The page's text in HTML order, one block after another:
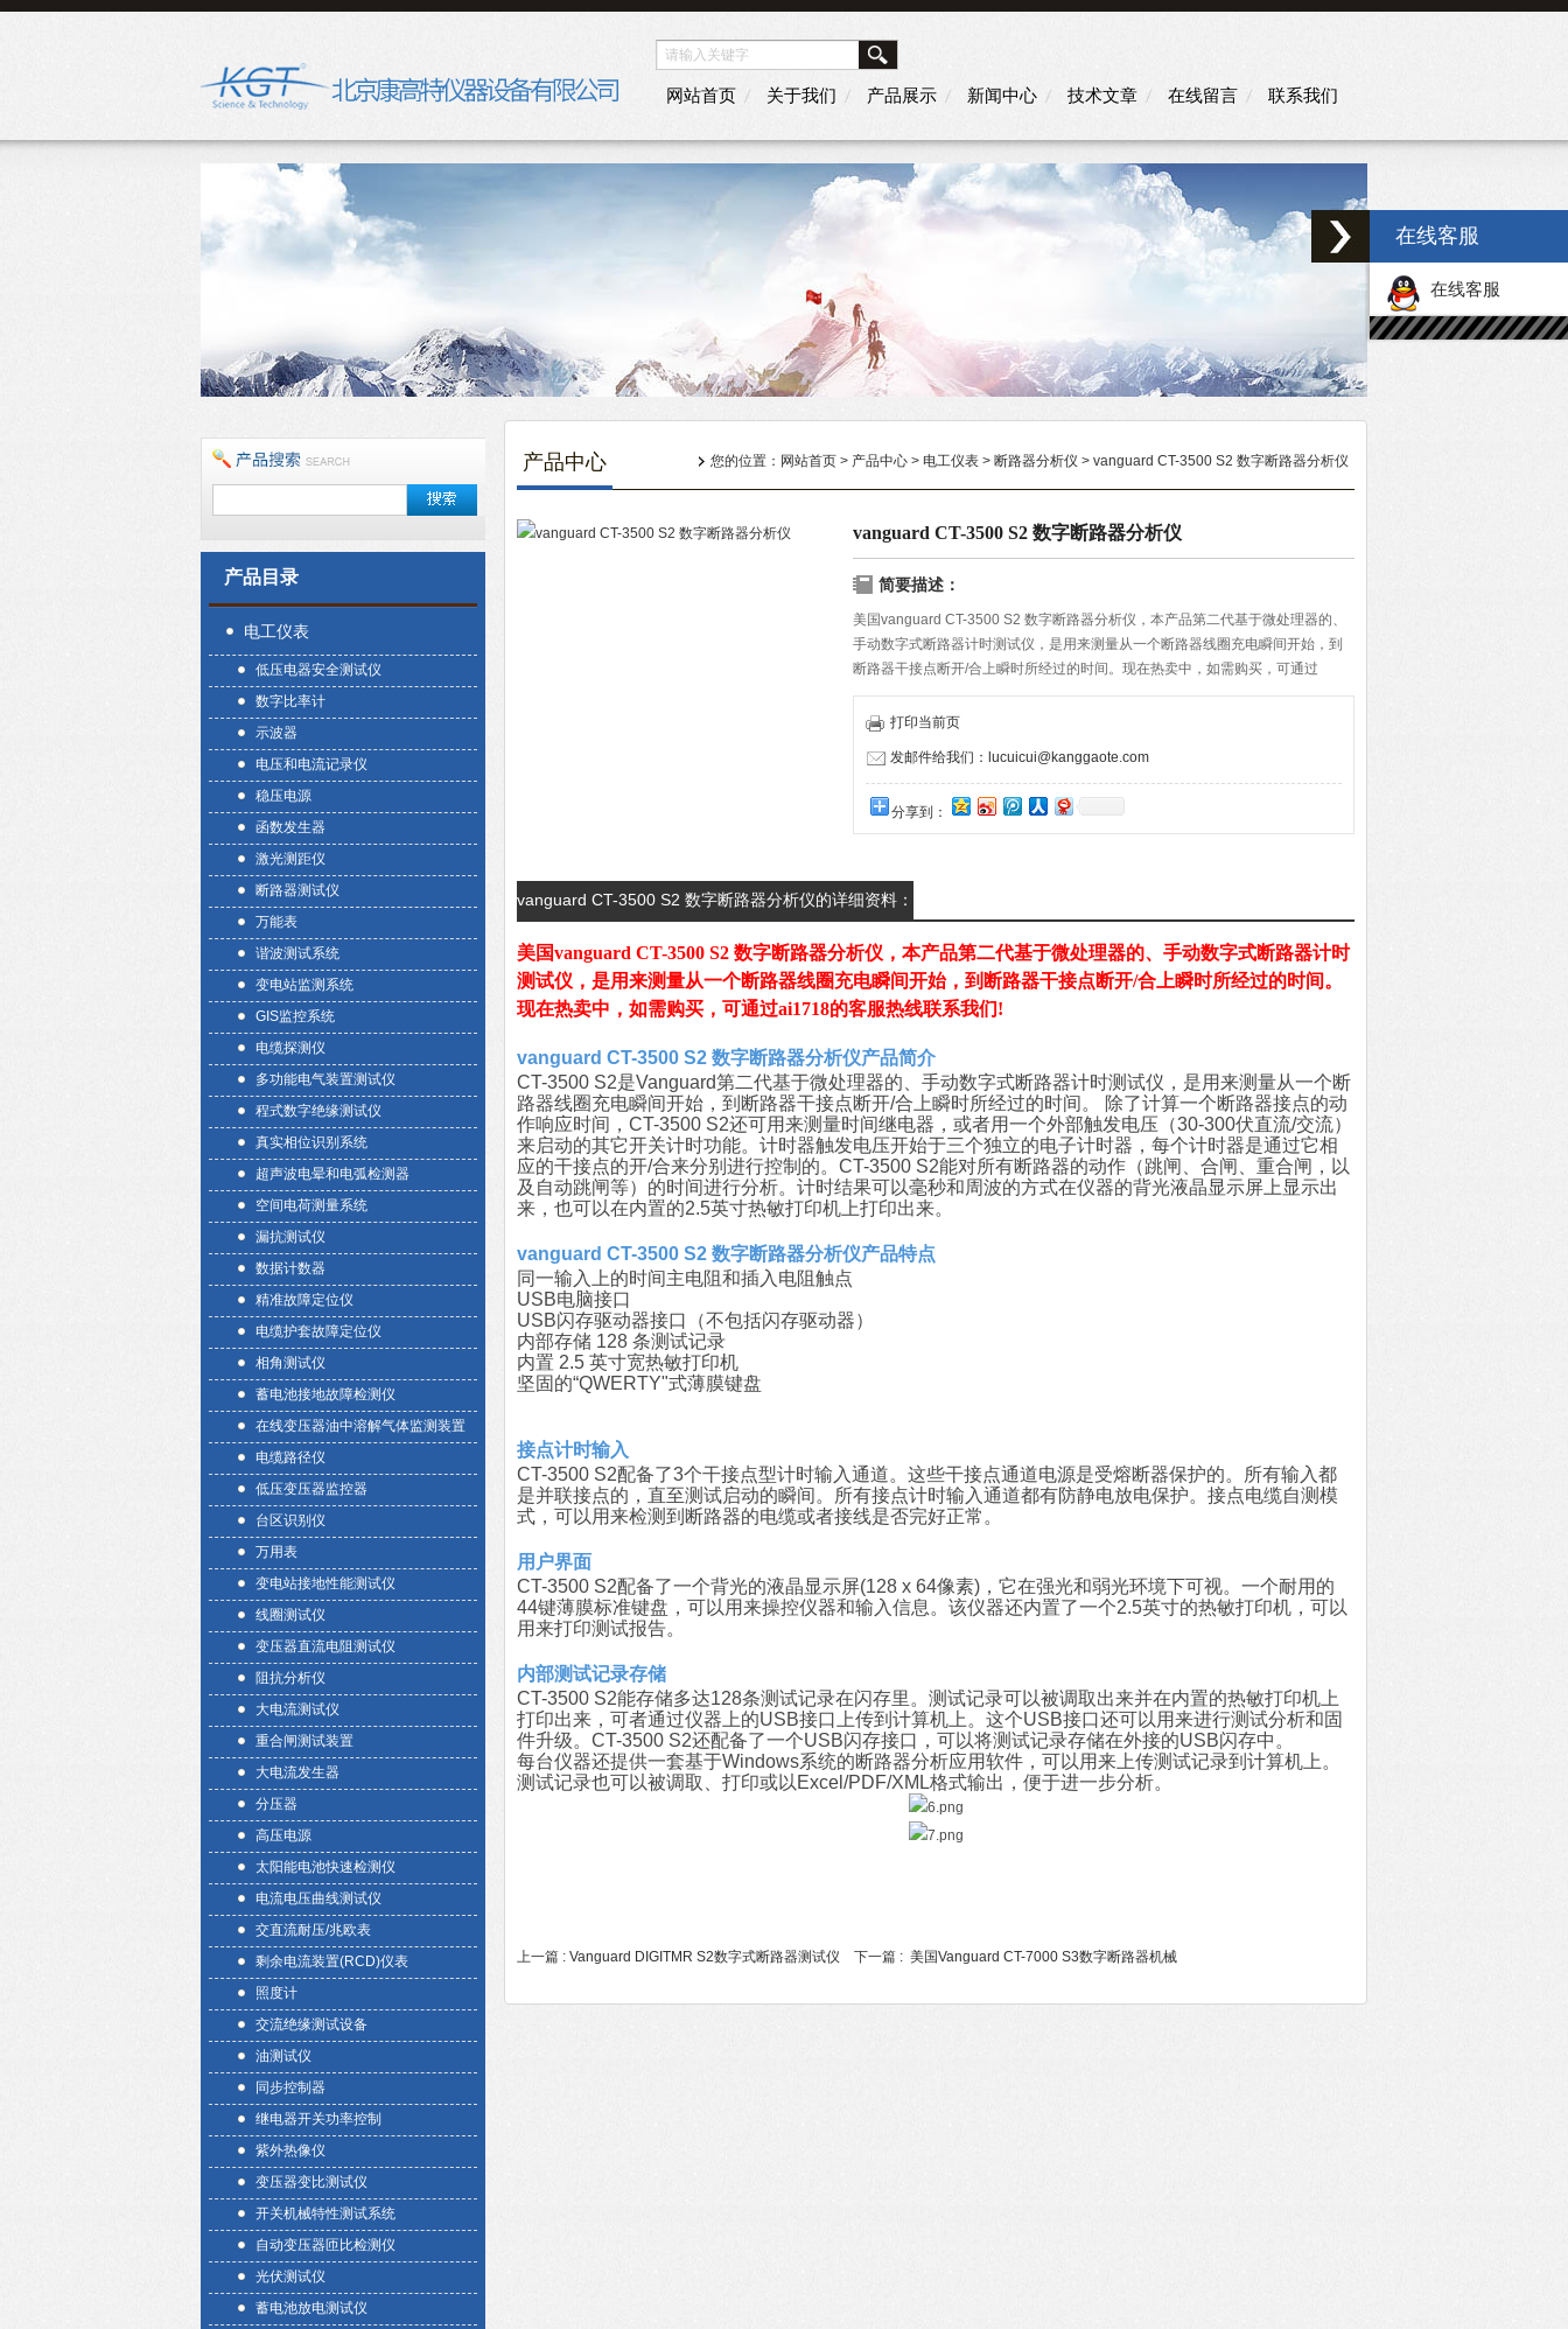
网站首页 关于我们 产品展示 新闻中心 技术文章 在线留言 联系我们
产品目录
电工仪表
低压电器安全测试仪
数字比率计
示波器
电压和电流记录仪
稳压电源
函数发生器
激光测距仪
断路器测试仪
万能表
谐波测试系统
变电站监测系统
GIS监控系统
电缆探测仪
多功能电气装置测试仪
程式数字绝缘测试仪
真实相位识别系统
超声波电晕和电弧检测器
空间电荷测量系统
漏抗测试仪
数据计数器
精准故障定位仪
电缆护套故障定位仪
相角测试仪
蓄电池接地故障检测仪
在线变压器油中溶解气体监测装置
电缆路径仪
低压变压器监控器
台区识别仪
万用表
变电站接地性能测试仪
线圈测试仪
变压器直流电阻测试仪
阻抗分析仪
大电流测试仪
重合闸测试装置
大电流发生器
分压器
高压电源
太阳能电池快速检测仪
电流电压曲线测试仪
交直流耐压/兆欧表
剩余电流装置(RCD)仪表
照度计
交流绝缘测试设备
油测试仪
同步控制器
继电器开关功率控制
紫外热像仪
变压器变比测试仪
开关机械特性测试系统
自动变压器匝比检测仪
光伏测试仪
蓄电池放电测试仪
产品中心 您的位置： 网站首页 > 产品中心 > 电工仪表 > 断路器分析仪 > vanguard CT-3500 S2 数字断路器分析仪
vanguard CT-3500 S2 数字断路器分析仪
简要描述：
美国vanguard CT-3500 S2 数字断路器分析仪，本产品第二代基于微处理器的、
手动数字式断路器计时测试仪，是用来测量从一个断路器线圈充电瞬间开始，到
断路器干接点断开/合上瞬时所经过的时间。现在热卖中，如需购买，可通过
ai1718的客服热线联系我们!
打印当前页
发邮件给我们：lucuicui@kanggaote.com
分享到：
vanguard CT-3500 S2 数字断路器分析仪的详细资料：
美国vanguard CT-3500 S2 数字断路器分析仪 ，本产品第二代基于微处理器的、手动数字式断路器计时
测试仪，是用来测量从一个断路器线圈充电瞬间开始，到断路器干接点断开/合上瞬时所经过的时间。
现在热卖中，如需购买，可通过ai1718的客服热线联系我们!
vanguard CT-3500 S2 数字断路器分析仪产品简介
CT-3500 S2是Vanguard第二代基于微处理器的、手动数字式断路器计时测试仪，是用来测量从一个断
路器线圈充电瞬间开始，到断路器干接点断开/合上瞬时所经过的时间。 除了计算一个断路器接点的动
作响应时间，CT-3500 S2还可用来测量时间继电器，或者用一个外部触发电压（30-300伏直流/交流）
来启动的其它开关计时功能。计时器触发电压开始于三个独立的电子计时器，每个计时器是通过它相
应的干接点的开/合来分别进行控制的。CT-3500 S2能对所有断路器的动作（跳闸、合闸、重合闸，以
及自动跳闸等）的时间进行分析。计时结果可以毫秒和周波的方式在仪器的背光液晶显示屏上显示出
来，也可以在内置的2.5英寸热敏打印机上打印出来。
vanguard CT-3500 S2 数字断路器分析仪产品特点
同一输入上的时间主电阻和插入电阻触点
USB电脑接口
USB闪存驱动器接口（不包括闪存驱动器）
内部存储 128 条测试记录
内置 2.5 英寸宽热敏打印机
坚固的“QWERTY"式薄膜键盘
接点计时输入
CT-3500 S2配备了3个干接点型计时输入通道。这些干接点通道电源是受熔断器保护的。所有输入都
是并联接点的，直至测试启动的瞬间。所有接点计时输入通道都有防静电放电保护。接点电缆自测模
式，可以用来检测到断路器的电缆或者接线是否完好正常。
用户界面
CT-3500 S2配备了一个背光的液晶显示屏(128 x 64像素)，它在强光和弱光环境下可视。一个耐用的
44键薄膜标准键盘，可以用来操控仪器和输入信息。该仪器还内置了一个2.5英寸的热敏打印机，可以
用来打印测试报告。
内部测试记录存储
CT-3500 S2能存储多达128条测试记录在闪存里。测试记录可以被调取出来并在内置的热敏打印机上
打印出来，可者通过仪器上的USB接口上传到计算机上。这个USB接口还可以用来进行测试分析和固
件升级。CT-3500 S2还配备了一个USB闪存接口，可以将测试记录存储在外接的USB闪存中。
每台仪器还提供一套基于Windows系统的断路器分析应用软件，可以用来上传测试记录到计算机上。
测试记录也可以被调取、打印或以Excel/PDF/XML格式输出，便于进一步分析。
上一篇 : Vanguard DIGITMR S2数字式断路器测试仪 下一篇 : 美国Vanguard CT-7000 S3数字断路器机械
在线客服
在线客服